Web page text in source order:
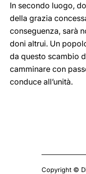
In secondo luogo,
della grazia
conseguenza, sarà
doni altrui. Un
da questo scambio
camminare con
conduce all’unità.
Copyright ©